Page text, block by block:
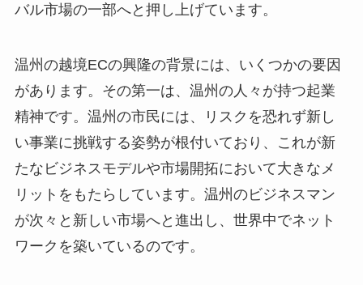
バル市場の一部へと押し上げています。
温州の越境ECの興隆の背景には、いくつかの要因
があります。その第一は、温州の人々が持つ起業
精神です。温州の市民には、リスクを恐れず新し
い事業に挑戦する姿勢が根付いており、これが新
たなビジネスモデルや市場開拓において大きなメ
リットをもたらしています。温州のビジネスマン
が次々と新しい市場へと進出し、世界中でネット
ワークを築いているのです。